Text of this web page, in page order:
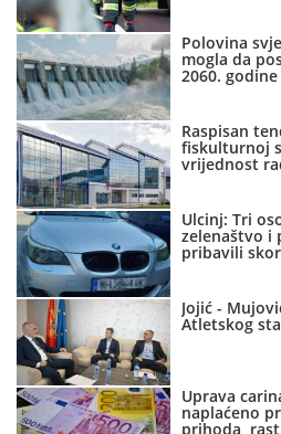
Polovina
mogla da
2060. godine
Raspisan
fiskulturnoj
vrijednost
Ulcinj: Tri
zelenaštvo i
pribavili
Jojić -
Atletskog
Uprava
naplaćeno
prihoda,